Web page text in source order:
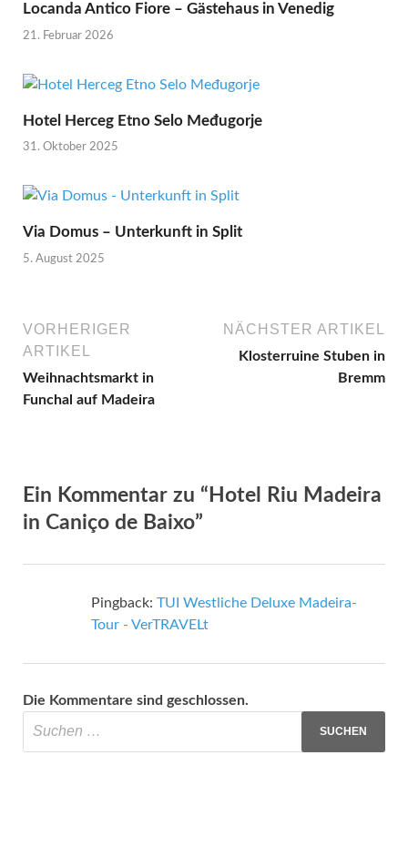
Locanda Antico Fiore – Gästehaus in Venedig
21. Februar 2026
Hotel Herceg Etno Selo Međugorje
31. Oktober 2025
Via Domus – Unterkunft in Split
5. August 2025
VORHERIGER
ARTIKEL
Weihnachtsmarkt in
Funchal auf Madeira
NÄCHSTER ARTIKEL
Klosterruine Stuben in
Bremm
Ein Kommentar zu “Hotel Riu Madeira
in Caniço de Baixo”
Pingback: TUI Westliche Deluxe Madeira-
Tour - VerTRAVELt
Die Kommentare sind geschlossen.